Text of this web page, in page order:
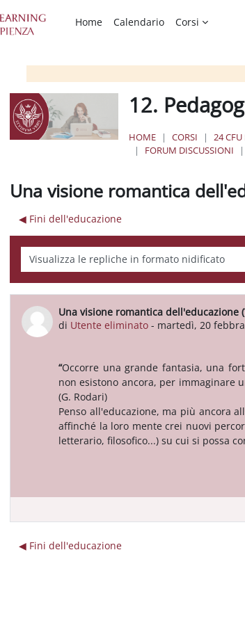
Home
Calendario Corsi
12.
HOME CORSI 24
FORUM DISCUSSIONI
Una visione romantica
◀︎ Fini dell'educazione
Modalità visualizzazione
Una visione romantica dell'educazione
di Utente eliminato - martedì, 20
Numero di risposte: 0
“Occorre una grande fantasia, una
non esistono ancora, per immaginare
(G. Rodari)
Penso all'educazione, ma più ancora
affinché la loro mente crei nuovi
letterario, filosofico...) su cui si possa
◀︎ Fini dell'educazione